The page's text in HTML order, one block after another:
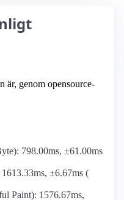
är, genom opensource-
798.00ms, ±61.00ms
±6.67ms (
Paint): 1576.67ms,